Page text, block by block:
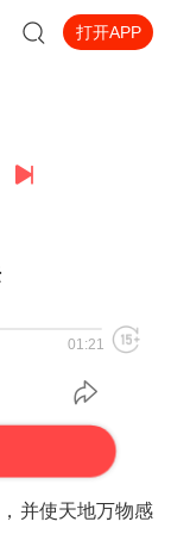
打开APP
01:21
并使天地万物感